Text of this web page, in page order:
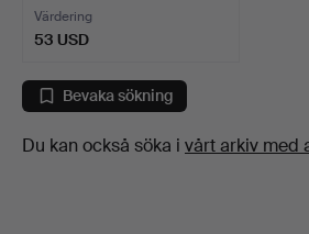
Värdering
53 USD
Bevaka sökning
Du kan också söka i vårt arkiv med